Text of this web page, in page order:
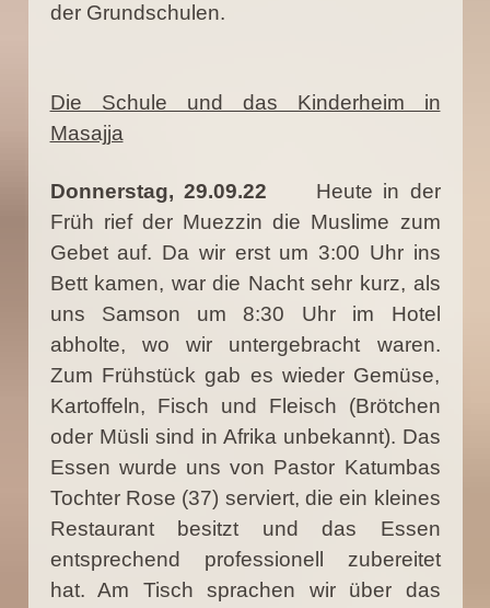
der Grundschulen.
Die Schule und das Kinderheim in
Masajja
Donnerstag, 29.09.22 Heute in der
Früh rief der Muezzin die Muslime zum
Gebet auf. Da wir erst um 3:00 Uhr ins
Bett kamen, war die Nacht sehr kurz, als
uns Samson um 8:30 Uhr im Hotel
abholte, wo wir untergebracht waren.
Zum Frühstück gab es wieder Gemüse,
Kartoffeln, Fisch und Fleisch (Brötchen
oder Müsli sind in Afrika unbekannt). Das
Essen wurde uns von Pastor Katumbas
Tochter Rose (37) serviert, die ein kleines
Restaurant besitzt und das Essen
entsprechend professionell zubereitet
hat. Am Tisch sprachen wir über das